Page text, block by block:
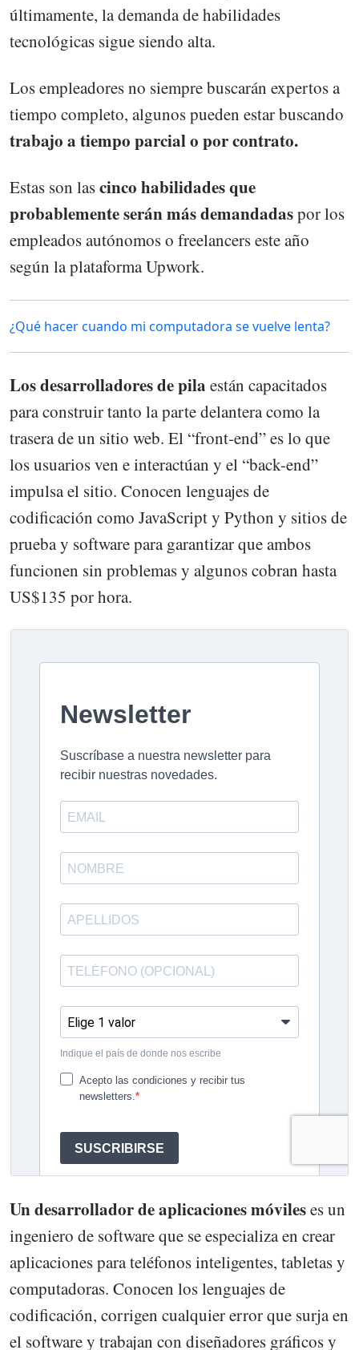
últimamente, la demanda de habilidades
tecnológicas sigue siendo alta.
Los empleadores no siempre buscarán expertos a
tiempo completo, algunos pueden estar buscando
trabajo a tiempo parcial o por contrato.
Estas son lascinco habilidades que
probablemente serán más demandadaspor los
empleados autónomos o freelancers este año
según la plataforma Upwork.
¿Qué hacer cuando mi computadora se vuelve lenta?
Los desarrolladores de pila están capacitados
para construir tanto la parte delantera como la
trasera de un sitio web. El “front-end” es lo que
los usuarios ven e interactúan y el “back-end”
impulsa el sitio. Conocen lenguajes de
codificación como JavaScript y Python y sitios de
prueba y software para garantizar que ambos
funcionen sin problemas y algunos cobran hasta
US$135 por hora.
Un desarrollador de aplicaciones móvileses un
ingeniero de software que se especializa en crear
aplicaciones para teléfonos inteligentes, tabletas y
computadoras. Conocen los lenguajes de
codificación, corrigen cualquier error que surja en
el software y trabajan con diseñadores gráficos y